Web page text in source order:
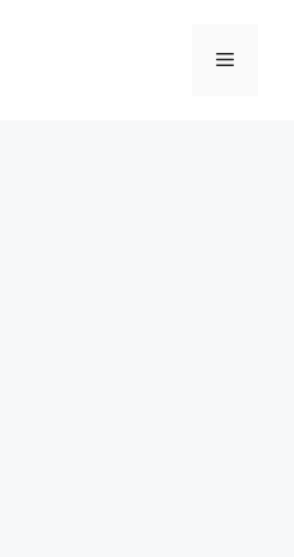
Menu